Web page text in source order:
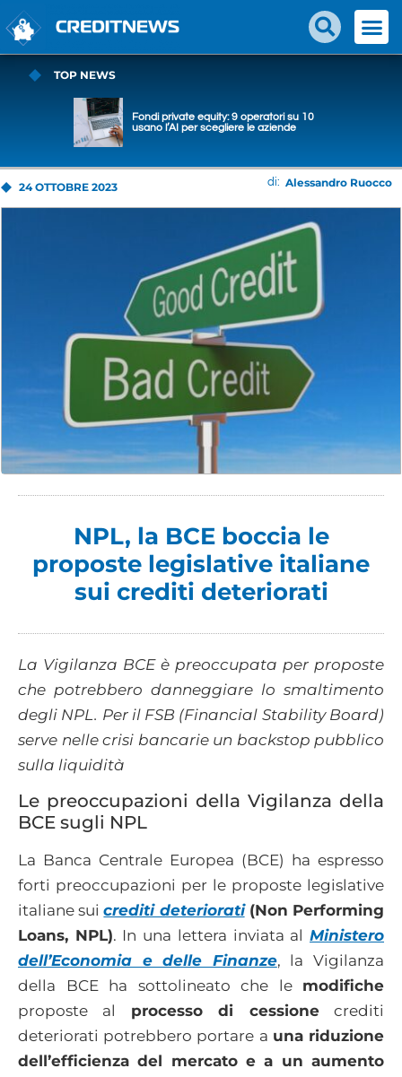
TOP NEWS
Fondi private equity: 9 operatori su 10
usano l’AI per scegliere le aziende
24 OTTOBRE 2023 di: Alessandro Ruocco
NPL, la BCE boccia le
proposte legislative italiane
sui crediti deteriorati
La Vigilanza BCE è preoccupata per proposte
che potrebbero danneggiare lo smaltimento
degli NPL. Per il FSB (Financial Stability Board)
serve nelle crisi bancarie un backstop pubblico
sulla liquidità
Le preoccupazioni della Vigilanza della
BCE sugli NPL
La Banca Centrale Europea (BCE) ha espresso
forti preoccupazioni per le proposte legislative
italiane suicrediti deteriorati(Non Performing
Loans, NPL). In una lettera inviata alMinistero
dell’Economia e delle Finanze, la Vigilanza
della BCE ha sottolineato che le modifiche
proposte al processo di cessionecrediti
deteriorati potrebbero portare a una riduzione
dell’efficienza del mercato e a un aumento